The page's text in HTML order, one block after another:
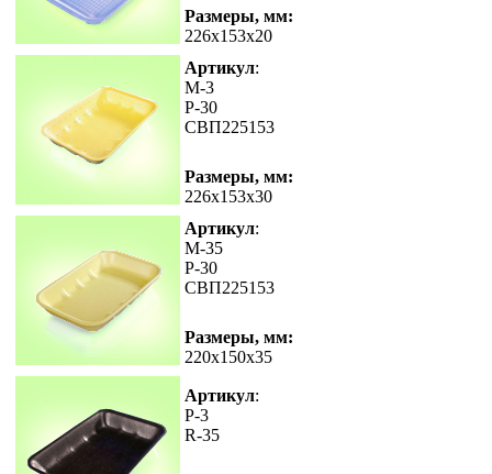
Размеры, мм:
226x153x20
Артикул:
M-3
Р-30
СВП225153
Размеры, мм:
226x153x30
Артикул:
M-35
Р-30
СВП225153
Размеры, мм:
220x150x35
Артикул:
P-3
R-35